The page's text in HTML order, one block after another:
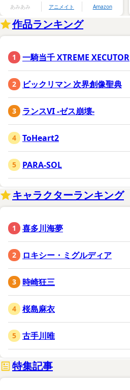
あみあみ アニメイト Amazon
作品ランキング
一騎当千 XTREME XECUTOR
ビックリマン 次界創像聖典
ランスVI -ゼス崩壊-
ToHeart2
PARA-SOL
キャラクターランキング
喜多川海夢
ロキシー・ミグルディア
時崎狂三
桜島麻衣
古手川唯
特集記事